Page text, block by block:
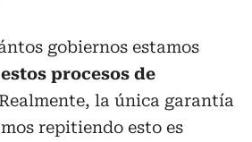
gobiernos estamos
procesos de
la única garantía
repitiendo esto es